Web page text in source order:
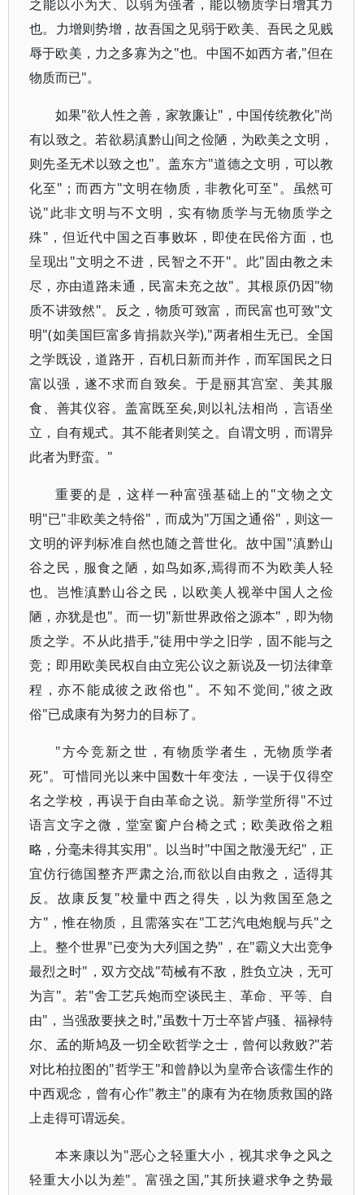
之能以小为大、以弱为强者，能以物质学日增其力
也。力增则势增，故吾国之见弱于欧美、吾民之见贱
辱于欧美，力之多寡为之"也。中国不如西方者,"但在
物质而已"。
如果"欲人性之善，家敦廉让"，中国传统教化"尚
有以致之。若欲易滇黔山间之俭陋，为欧美之文明，
则先圣无术以致之也"。盖东方"道德之文明，可以教
化至"；而西方"文明在物质，非教化可至"。虽然可
说"此非文明与不文明，实有物质学与无物质学之
殊"，但近代中国之百事败坏，即使在民俗方面，也
呈现出"文明之不进，民智之不开"。此"固由教之未
尽，亦由道路未通，民富未充之故"。其根原仍因"物
质不讲致然"。反之，物质可致富，而民富也可致"文
明"(如美国巨富多肯捐款兴学),"两者相生无已。全国
之学既设，道路开，百机日新而并作，而军国民之日
富以强，遂不求而自致矣。于是丽其宫室、美其服
食、善其仪容。盖富既至矣,则以礼法相尚，言语坐
立，自有规式。其不能者则笑之。自谓文明，而谓异
此者为野蛮。"
重要的是，这样一种富强基础上的"文物之文
明"已"非欧美之特俗"，而成为"万国之通俗"，则这一
文明的评判标准自然也随之普世化。故中国"滇黔山
谷之民，服食之陋，如鸟如豕,焉得而不为欧美人轻
也。岂惟滇黔山谷之民，以欧美人视举中国人之俭
陋，亦犹是也"。而一切"新世界政俗之源本"，即为物
质之学。不从此措手,"徒用中学之旧学，固不能与之
竞；即用欧美民权自由立宪公议之新说及一切法律章
程，亦不能成彼之政俗也"。不知不觉间,"彼之政
俗"已成康有为努力的目标了。
"方今竞新之世，有物质学者生，无物质学者
死"。可惜同光以来中国数十年变法，一误于仅得空
名之学校，再误于自由革命之说。新学堂所得"不过
语言文字之微，堂室窗户台椅之式；欧美政俗之粗
略，分毫未得其实用"。以当时"中国之散漫无纪"，正
宜仿行德国整齐严肃之治,而欲以自由救之，适得其
反。故康反复"校量中西之得失，以为救国至急之
方"，惟在物质，且需落实在"工艺汽电炮舰与兵"之
上。整个世界"已变为大列国之势"，在"霸义大出竞争
最烈之时"，双方交战"苟械有不敌，胜负立决，无可
为言"。若"舍工艺兵炮而空谈民主、革命、平等、自
由"，当强敌要挟之时,"虽数十万士卒皆卢骚、福禄特
尔、孟的斯鸠及一切全欧哲学之士，曾何以救败?"若
对比柏拉图的"哲学王"和曾静以为皇帝合该儒生作的
中西观念，曾有心作"教主"的康有为在物质救国的路
上走得可谓远矣。
本来康以为"恶心之轻重大小，视其求争之风之
轻重大小以为差"。富强之国,"其所挟避求争之势最